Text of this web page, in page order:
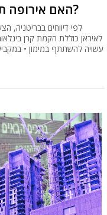
האם אירופה תסייע בפתרון המשבר בהורמוז?
לפי דיווחים
לאיראן כוללת הקמת קרן
עשויה להשתתף במימון •